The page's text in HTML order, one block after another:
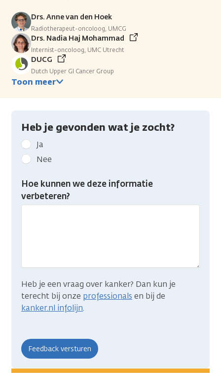
Drs. Anne van den Hoek
Radiotherapeut-oncoloog, UMCG
Drs. Nadia Haj Mohammad
Internist-oncoloog, UMC Utrecht
DUCG
Dutch Upper GI Cancer Group
Toon meer
Heb je gevonden wat je zocht?
Geef
kanker.nl
feedback:
Heb
gevonden
Ja
Nee
Hoe kunnen we deze informatie
verbeteren?
Heb je een vraag over kanker? Dan kun je
terecht bij onze professionals en bij de
kanker.nl infolijn.